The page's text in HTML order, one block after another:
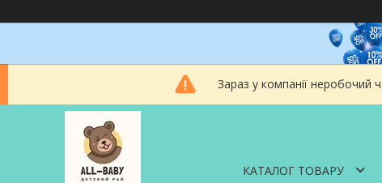
Зараз у компанії неробочий
КАТАЛОГ ТОВАРУ